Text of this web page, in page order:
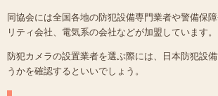
同協会には全国各地の防犯設備専門業者や警備保
リティ会社、電気系の会社などが加盟しています。
防犯カメラの設置業者を選ぶ際には、日本防犯設
うかを確認するといいでしょう。